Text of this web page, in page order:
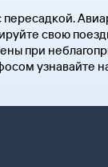
свою
при
узнавайте